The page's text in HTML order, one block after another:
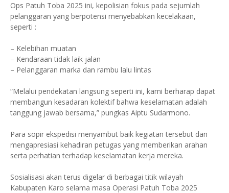
Ops Patuh Toba 2025 ini, kepolisian fokus pada sejumlah
pelanggaran yang berpotensi menyebabkan kecelakaan,
seperti :
– Kelebihan muatan
– Kendaraan tidak laik jalan
– Pelanggaran marka dan rambu lalu lintas
“Melalui pendekatan langsung seperti ini, kami berharap dapat
membangun kesadaran kolektif bahwa keselamatan adalah
tanggung jawab bersama,” pungkas Aiptu Sudarmono.
Para sopir ekspedisi menyambut baik kegiatan tersebut dan
mengapresiasi kehadiran petugas yang memberikan arahan
serta perhatian terhadap keselamatan kerja mereka.
Sosialisasi akan terus digelar di berbagai titik wilayah
Kabupaten Karo selama masa Operasi Patuh Toba 2025